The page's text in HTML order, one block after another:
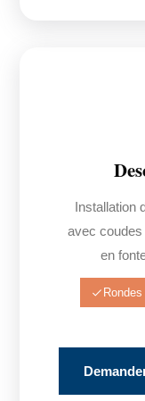
Installation
avec
en